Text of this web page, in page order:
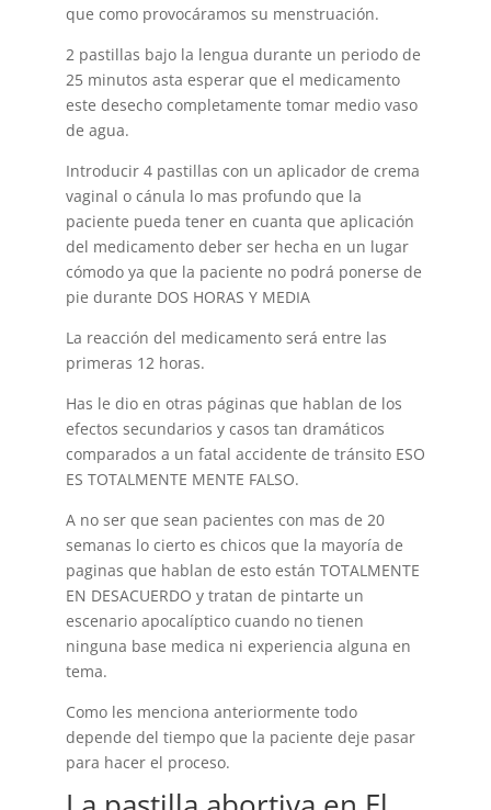
que como provocáramos su menstruación.
2 pastillas bajo la lengua durante un periodo de
25 minutos asta esperar que el medicamento
este desecho completamente tomar medio vaso
de agua.
Introducir 4 pastillas con un aplicador de crema
vaginal o cánula lo mas profundo que la
paciente pueda tener en cuanta que aplicación
del medicamento deber ser hecha en un lugar
cómodo ya que la paciente no podrá ponerse de
pie durante DOS HORAS Y MEDIA
La reacción del medicamento será entre las
primeras 12 horas.
Has le dio en otras páginas que hablan de los
efectos secundarios y casos tan dramáticos
comparados a un fatal accidente de tránsito ESO
ES TOTALMENTE MENTE FALSO.
A no ser que sean pacientes con mas de 20
semanas lo cierto es chicos que la mayoría de
paginas que hablan de esto están TOTALMENTE
EN DESACUERDO y tratan de pintarte un
escenario apocalíptico cuando no tienen
ninguna base medica ni experiencia alguna en
tema.
Como les menciona anteriormente todo
depende del tiempo que la paciente deje pasar
para hacer el proceso.